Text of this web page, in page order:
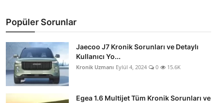
Popüler Sorunlar
Jaecoo J7 Kronik Sorunları ve Detaylı
Kullanıcı Yo...
Kronik Uzmanı Eylül 4, 2024 0 15.6K
Egea 1.6 Multijet Tüm Kronik Sorunları ve